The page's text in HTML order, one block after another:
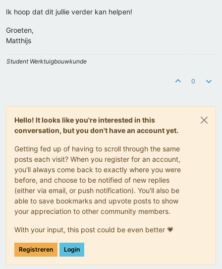
Ik hoop dat dit jullie verder kan helpen!
Groeten,
Matthijs
Student Werktuigbouwkunde
0
Hello! It looks like you're interested in this
conversation, but you don't have an account yet.
Getting fed up of having to scroll through the same
posts each visit? When you register for an account,
you'll always come back to exactly where you were
before, and choose to be notified of new replies
(either via email, or push notification). You'll also be
able to save bookmarks and upvote posts to show
your appreciation to other community members.
With your input, this post could be even better 💗
Registreren Login